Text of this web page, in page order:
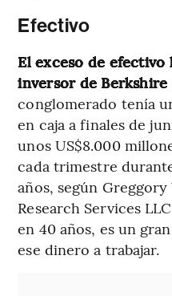
Efectivo
El exceso de
inversor de
conglomerado tenía
en caja a finales de
unos US$8.000
cada trimestre
años, según
Research Services
en 40 años, es un
ese dinero a trabajar.